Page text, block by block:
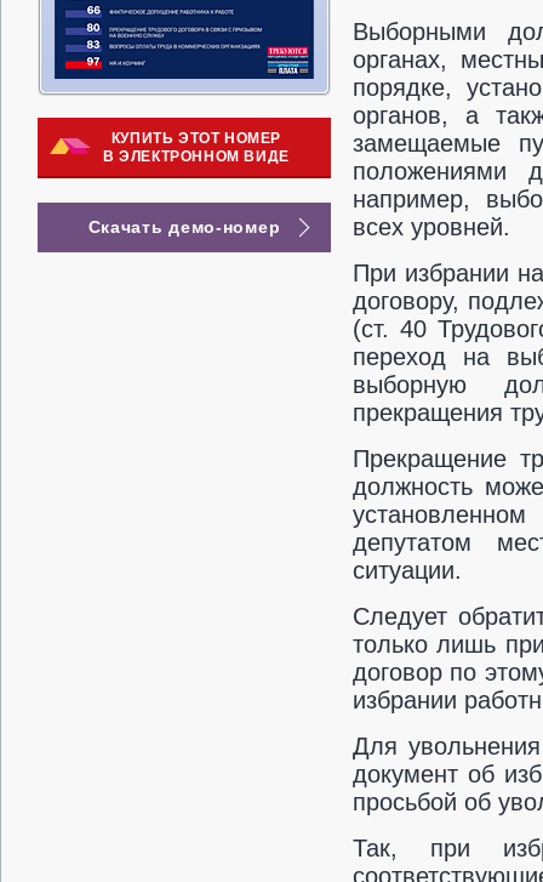
КУПИТЬ ЭТОТ НОМЕР
В ЭЛЕКТРОННОМ ВИДЕ
Скачать демо-номер
Выборными
органах,
порядке,
органов, а
замещаемые
положениями
например,
всех уровней.
При избрании
договору,
(ст. 40
переход на
выборную
прекращения
Прекращение
должность
депутатом
ситуации.
Следует
только лишь
договор по
избрании
Для
документ об
просьбой об
Так, при